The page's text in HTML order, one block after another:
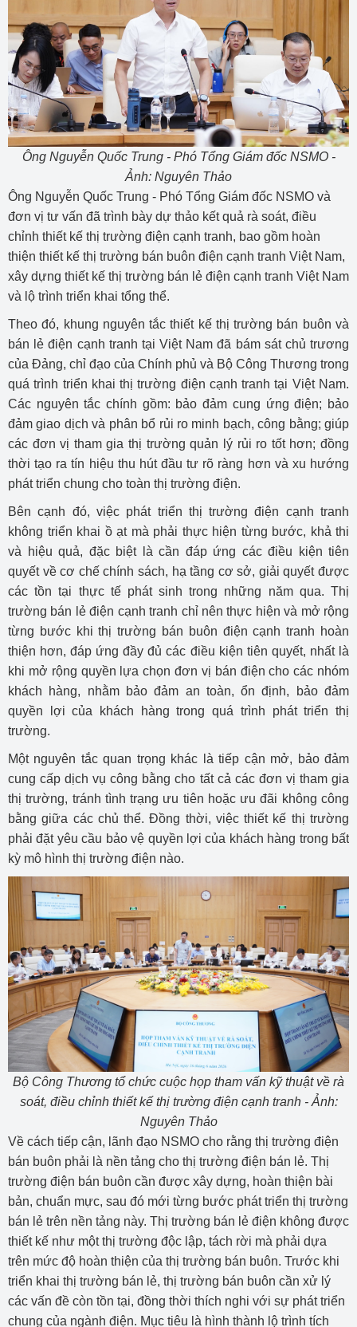
Ông Nguyễn Quốc Trung - Phó Tổng Giám đốc NSMO -
Ảnh: Nguyên Thảo
Ông Nguyễn Quốc Trung - Phó Tổng Giám đốc NSMO và
đơn vị tư vấn đã trình bày dự thảo kết quả rà soát, điều
chỉnh thiết kế thị trường điện cạnh tranh, bao gồm hoàn
thiện thiết kế thị trường bán buôn điện cạnh tranh Việt Nam,
xây dựng thiết kế thị trường bán lẻ điện cạnh tranh Việt Nam
và lộ trình triển khai tổng thể.
Theo đó, khung nguyên tắc thiết kế thị trường bán buôn và
bán lẻ điện cạnh tranh tại Việt Nam đã bám sát chủ trương
của Đảng, chỉ đạo của Chính phủ và Bộ Công Thương trong
quá trình triển khai thị trường điện cạnh tranh tại Việt Nam.
Các nguyên tắc chính gồm: bảo đảm cung ứng điện; bảo
đảm giao dịch và phân bổ rủi ro minh bạch, công bằng; giúp
các đơn vị tham gia thị trường quản lý rủi ro tốt hơn; đồng
thời tạo ra tín hiệu thu hút đầu tư rõ ràng hơn và xu hướng
phát triển chung cho toàn thị trường điện.
Bên cạnh đó, việc phát triển thị trường điện cạnh tranh
không triển khai ồ ạt mà phải thực hiện từng bước, khả thi
và hiệu quả, đặc biệt là cần đáp ứng các điều kiện tiên
quyết về cơ chế chính sách, hạ tầng cơ sở, giải quyết được
các tồn tại thực tế phát sinh trong những năm qua. Thị
trường bán lẻ điện cạnh tranh chỉ nên thực hiện và mở rộng
từng bước khi thị trường bán buôn điện cạnh tranh hoàn
thiện hơn, đáp ứng đầy đủ các điều kiện tiên quyết, nhất là
khi mở rộng quyền lựa chọn đơn vị bán điện cho các nhóm
khách hàng, nhằm bảo đảm an toàn, ổn định, bảo đảm
quyền lợi của khách hàng trong quá trình phát triển thị
trường.
Một nguyên tắc quan trọng khác là tiếp cận mở, bảo đảm
cung cấp dịch vụ công bằng cho tất cả các đơn vị tham gia
thị trường, tránh tình trạng ưu tiên hoặc ưu đãi không công
bằng giữa các chủ thể. Đồng thời, việc thiết kế thị trường
phải đặt yêu cầu bảo vệ quyền lợi của khách hàng trong bất
kỳ mô hình thị trường điện nào.
Bộ Công Thương tổ chức cuộc họp tham vấn kỹ thuật về rà
soát, điều chỉnh thiết kế thị trường điện cạnh tranh - Ảnh:
Nguyên Thảo
Về cách tiếp cận, lãnh đạo NSMO cho rằng thị trường điện
bán buôn phải là nền tảng cho thị trường điện bán lẻ. Thị
trường điện bán buôn cần được xây dựng, hoàn thiện bài
bản, chuẩn mực, sau đó mới từng bước phát triển thị trường
bán lẻ trên nền tảng này. Thị trường bán lẻ điện không được
thiết kế như một thị trường độc lập, tách rời mà phải dựa
trên mức độ hoàn thiện của thị trường bán buôn. Trước khi
triển khai thị trường bán lẻ, thị trường bán buôn cần xử lý
các vấn đề còn tồn tại, đồng thời thích nghi với sự phát triển
chung của ngành điện. Mục tiêu là hình thành lộ trình tích